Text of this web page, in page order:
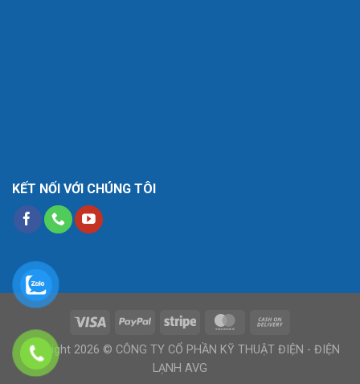
KẾT NỐI VỚI CHÚNG TÔI
Copyright 2026 © CÔNG TY CỔ PHẦN KỸ THUẬT ĐIỆN - ĐIỆN
LẠNH AVG